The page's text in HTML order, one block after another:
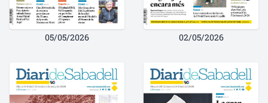
05/05/2026 02/05/2026